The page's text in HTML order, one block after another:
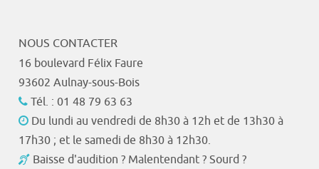
NOUS CONTACTER
16 boulevard Félix Faure
93602 Aulnay-sous-Bois
Tél. : 01 48 79 63 63
Du lundi au vendredi de 8h30 à 12h et de 13h30 à
17h30 ; et le samedi de 8h30 à 12h30.
Baisse d'audition ? Malentendant ? Sourd ?